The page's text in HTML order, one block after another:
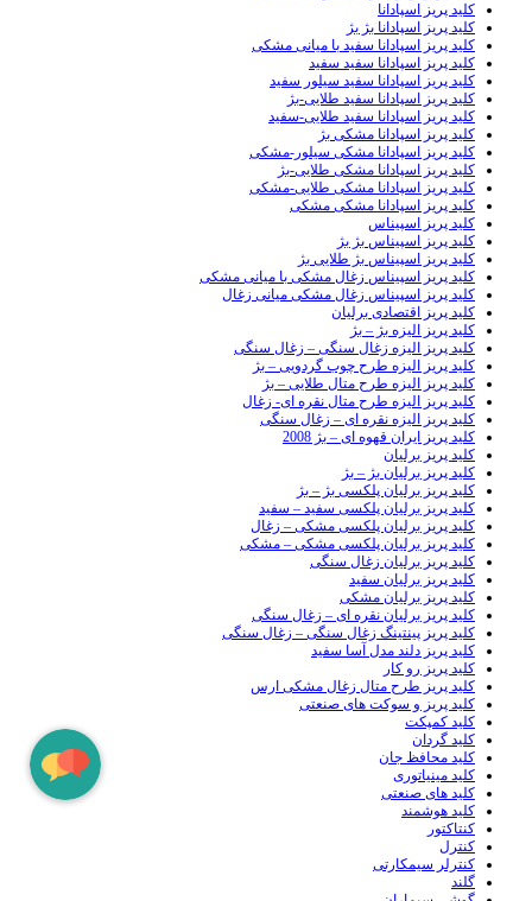
کلید پریز اسپادانا
کلید پریز اسپادانا بژ بژ
کلید پریز اسپادانا سفید با میانی مشکی
کلید پریز اسپادانا سفید سفید
کلید پریز اسپادانا سفید سیلور سفید
کلید پریز اسپادانا سفید طلایی-بژ
کلید پریز اسپادانا سفید طلایی-سفید
کلید پریز اسپادانا مشکی بژ
کلید پریز اسپادانا مشکی سیلور-مشکی
کلید پریز اسپادانا مشکی طلایی-بژ
کلید پریز اسپادانا مشکی طلایی-مشکی
کلید پریز اسپادانا مشکی مشکی
کلید پریز اسپیناس
کلید پریز اسپیناس بژ بژ
کلید پریز اسپیناس بژ طلایی بژ
کلید پریز اسپیناس زغال مشکی با میانی مشکی
کلید پریز اسپیناس زغال مشکی میانی زغال
کلید پریز اقتصادی برلیان
کلید پریز الیزه بژ – بژ
کلید پریز الیزه زغال سنگی – زغال سنگی
کلید پریز الیزه طرح چوب گردویی – بژ
کلید پریز الیزه طرح متال طلایی – بژ
کلید پریز الیزه طرح متال نقره ای- زغال
کلید پریز الیزه نقره ای – زغال سنگی
کلید پریز ایران قهوه ای – بژ 2008
کلید پریز برلیان
کلید پریز برلیان بژ – بژ
کلید پریز برلیان پلکسی بژ – بژ
کلید پریز برلیان پلکسی سفید – سفید
کلید پریز برلیان پلکسی مشکی – زغال
کلید پریز برلیان پلکسی مشکی – مشکی
کلید پریز برلیان زغال سنگی
کلید پریز برلیان سفید
کلید پریز برلیان مشکی
کلید پریز برلیان نقره ای – زغال سنگی
کلید پریز پینتینگ زغال سنگی – زغال سنگی
کلید پریز دلند مدل آسا سفید
کلید پریز رو کار
کلید پریز طرح متال زغال مشکی ارس
کلید پریز و سوکت های صنعتی
کلید کمپکت
کلید گردان
کلید محافظ جان
کلید مینیاتوری
کلید های صنعتی
کلید هوشمند
کنتاکتور
کنترل
کنترلر سیمکارتی
گلند